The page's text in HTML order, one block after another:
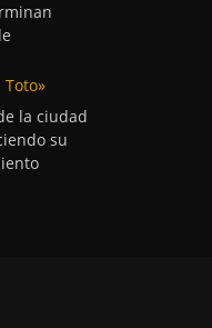
Toto»
la ciudad
su